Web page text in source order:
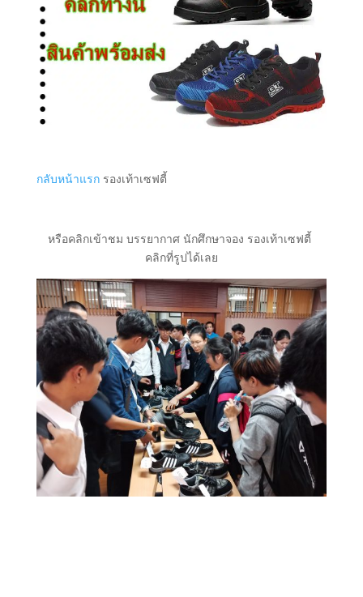
กลับหน้าแรกรองเท้าเซฟตี้
หรือคลิกเข้าชม บรรยากาศ นักศึกษาจอง รองเท้าเซฟตี้
คลิกที่รูปได้เลย